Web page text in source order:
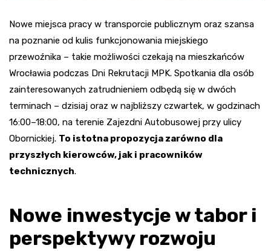
Nowe miejsca pracy w transporcie publicznym oraz szansa
na poznanie od kulis funkcjonowania miejskiego
przewoźnika – takie możliwości czekają na mieszkańców
Wrocławia podczas Dni Rekrutacji MPK. Spotkania dla osób
zainteresowanych zatrudnieniem odbędą się w dwóch
terminach – dzisiaj oraz w najbliższy czwartek, w godzinach
16:00–18:00, na terenie Zajezdni Autobusowej przy ulicy
Obornickiej. To istotna propozycja zarówno dla
przyszłych kierowców, jak i pracowników
technicznych.
Nowe inwestycje w tabor i
perspektywy rozwoju